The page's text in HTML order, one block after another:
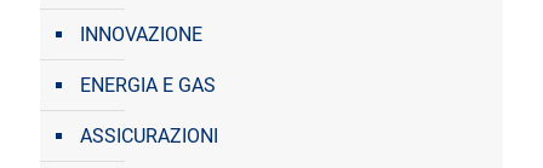
INNOVAZIONE
ENERGIA E GAS
ASSICURAZIONI